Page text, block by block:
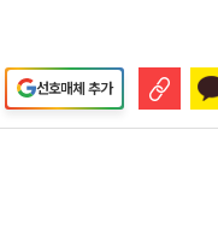
선호매체 추가